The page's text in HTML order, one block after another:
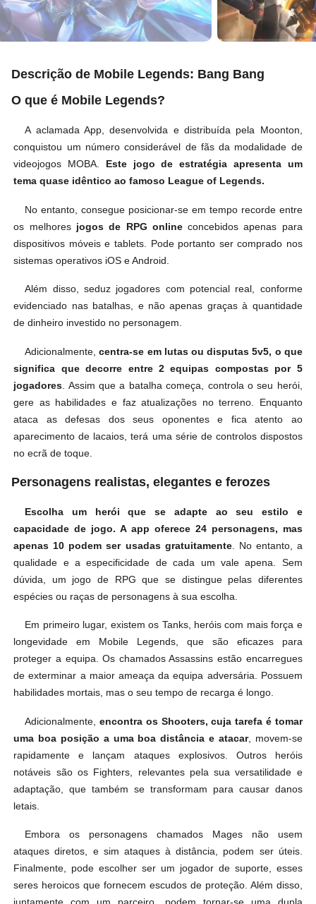
Descrição de Mobile Legends: Bang Bang
O que é Mobile Legends?
A aclamada App, desenvolvida e distribuída pela Moonton,
conquistou um número considerável de fãs da modalidade de
videojogos MOBA. Este jogo de estratégia apresenta um
tema quase idêntico ao famoso League of Legends.
No entanto, consegue posicionar-se em tempo recorde entre
os melhores jogos de RPG onlineconcebidos apenas para
dispositivos móveis e tablets. Pode portanto ser comprado nos
sistemas operativos iOS e Android.
Além disso, seduz jogadores com potencial real, conforme
evidenciado nas batalhas, e não apenas graças à quantidade
de dinheiro investido no personagem.
Adicionalmente,centra-se em lutas ou disputas 5v5, o que
significa que decorre entre 2 equipas compostas por 5
jogadores . Assim que a batalha começa, controla o seu herói,
gere as habilidades e faz atualizações no terreno. Enquanto
ataca as defesas dos seus oponentes e fica atento ao
aparecimento de lacaios, terá uma série de controlos dispostos
no ecrã de toque.
Personagens realistas, elegantes e ferozes
Escolha um herói que se adapte ao seu estilo e
capacidade de jogo. A app oferece 24 personagens, mas
apenas 10 podem ser usadas gratuitamente. No entanto, a
qualidade e a especificidade de cada um vale apena. Sem
dúvida, um jogo de RPG que se distingue pelas diferentes
espécies ou raças de personagens à sua escolha.
Em primeiro lugar, existem os Tanks, heróis com mais força e
longevidade em Mobile Legends, que são eficazes para
proteger a equipa. Os chamados Assassins estão encarregues
de exterminar a maior ameaça da equipa adversária. Possuem
habilidades mortais, mas o seu tempo de recarga é longo.
Adicionalmente, encontra os Shooters, cuja tarefa é tomar
uma boa posição a uma boa distância e atacar, movem-se
rapidamente e lançam ataques explosivos. Outros heróis
notáveis são os Fighters, relevantes pela sua versatilidade e
adaptação, que também se transformam para causar danos
letais.
Embora os personagens chamados Mages não usem
ataques diretos, e sim ataques à distância, podem ser úteis.
Finalmente, pode escolher ser um jogador de suporte, esses
seres heroicos que fornecem escudos de proteção. Além disso,